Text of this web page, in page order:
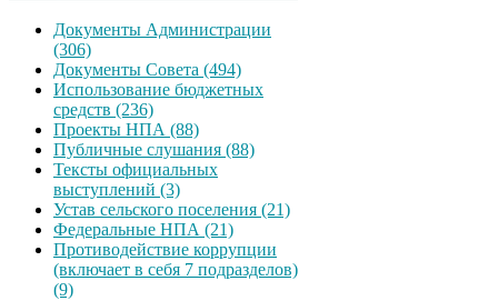
Документы Администрации
(306)
Документы Совета (494)
Использование бюджетных
средств (236)
Проекты НПА (88)
Публичные слушания (88)
Тексты официальных
выступлений (3)
Устав сельского поселения (21)
Федеральные НПА (21)
Противодействие коррупции
(включает в себя 7 подразделов)
(9)